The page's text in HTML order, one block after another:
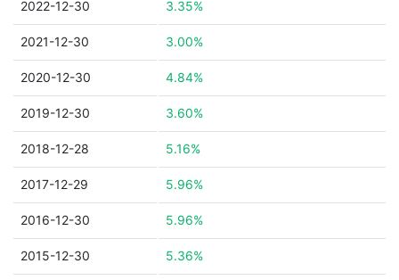
2022-12-30 3.35%
2021-12-30 3.00%
2020-12-30 4.84%
2019-12-30 3.60%
2018-12-28 5.16%
2017-12-29 5.96%
2016-12-30 5.96%
2015-12-30 5.36%